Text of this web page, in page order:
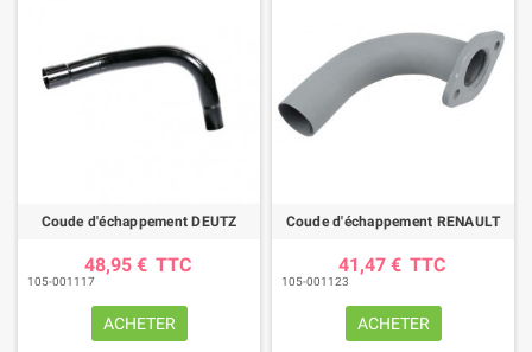
Coude d'échappement DEUTZ
48,95 € TTC
105-001117
ACHETER
Coude d'échappement RENAULT
41,47 € TTC
105-001123
ACHETER